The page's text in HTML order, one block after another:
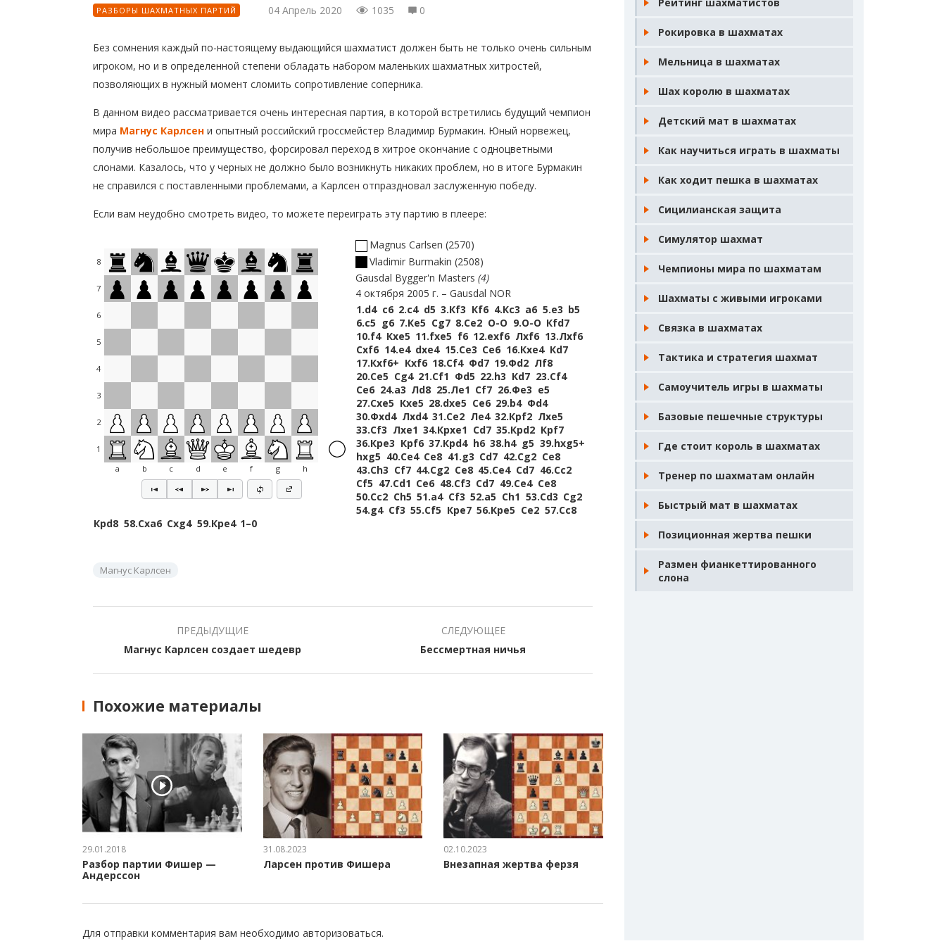
РАЗБОРЫ ШАХМАТНЫХ ПАРТИЙ 04 Апрель 2020 1035 0
Без сомнения каждый по-настоящему выдающийся шахматист должен быть не только очень сильным
игроком, но и в определенной степени обладать набором маленьких шахматных хитростей,
позволяющих в нужный момент сломить сопротивление соперника.
В данном видео рассматривается очень интересная партия, в которой встретились будущий чемпион
мира Магнус Карлсен и опытный российский гроссмейстер Владимир Бурмакин. Юный норвежец,
получив небольшое преимущество, форсировал переход в хитрое окончание с одноцветными
слонами. Казалось, что у черных не должно было возникнуть никаких проблем, но в итоге Бурмакин
не справился с поставленными проблемами, а Карлсен отпраздновал заслуженную победу.
Если вам неудобно смотреть видео, то можете переиграть эту партию в плеере:
8
7
6
5
4
3
2
1
a
b c d e f g h
Magnus Carlsen 2570
Vladimir Burmakin 2508
Gausdal Bygger'n Masters 4
4 октября 2005 г.
Gausdal NOR
1.d4 c6 2.c4 d5 3.Кf3 Кf6 4.Кc3 a6 5.e3 b5
6.c5 g6 7.Кe5 Сg7 8.Сe2 O-O 9.O-O Кfd7
10.f4 Кxe5 11.fxe5 f6 12.exf6 Лxf6 13.Лxf6
Сxf6 14.e4 dxe4 15.Сe3 Сe6 16.Кxe4 Кd7
17.Кxf6+ Кxf6 18.Сf4 Фd7 19.Фd2 Лf8
20.Сe5 Сg4 21.Сf1 Фd5 22.h3 Кd7 23.Сf4
Сe6 24.a3 Лd8 25.Лe1 Сf7 26.Фe3 e5
27.Сxe5 Кxe5 28.dxe5 Сe6 29.b4 Фd4
30.Фxd4 Лxd4 31.Сe2 Лe4 32.Крf2 Лxe5
33.Сf3 Лxe1 34.Крxe1 Сd7 35.Крd2 Крf7
36.Крe3 Крf6 37.Крd4 h6 38.h4 g5 39.hxg5+
hxg5 40.Сe4 Сe8 41.g3 Сd7 42.Сg2 Сe8
43.Сh3 Сf7 44.Сg2 Сe8 45.Сe4 Сd7 46.Сc2
Сf5 47.Сd1 Сe6 48.Сf3 Сd7 49.Сe4 Сe8
50.Сc2 Сh5 51.a4 Сf3 52.a5 Сh1 53.Сd3 Сg2
54.g4 Сf3 55.Сf5 Крe7 56.Крe5 Сe2 57.Сc8
Крd8 58.Сxa6 Сxg4 59.Крe4 1–0
Магнус Карлсен
ПРЕДЫДУЩИЕ
Магнус Карлсен создает шедевр
СЛЕДУЮЩЕЕ
Бессмертная ничья
Похожие материалы
29.01.2018
Разбор партии Фишер —
Андерссон
31.08.2023
Ларсен против Фишера
02.10.2023
Внезапная жертва ферзя
Для отправки комментария вам необходимо авторизоваться.
Рейтинг шахматистов
Рокировка в шахматах
Мельница в шахматах
Шах королю в шахматах
Детский мат в шахматах
Как научиться играть в шахматы
Как ходит пешка в шахматах
Сицилианская защита
Симулятор шахмат
Чемпионы мира по шахматам
Шахматы с живыми игроками
Связка в шахматах
Тактика и стратегия шахмат
Самоучитель игры в шахматы
Базовые пешечные структуры
Где стоит король в шахматах
Тренер по шахматам онлайн
Быстрый мат в шахматах
Позиционная жертва пешки
Размен фианкеттированного
слона